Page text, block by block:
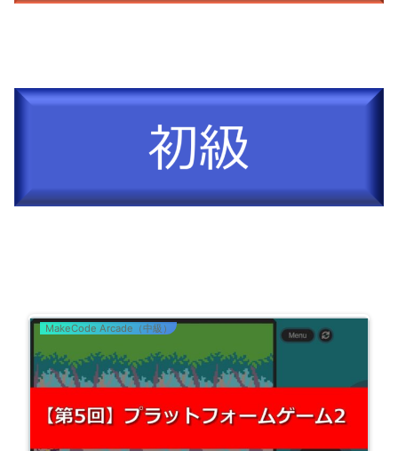
MakeCode Arcade（中級）